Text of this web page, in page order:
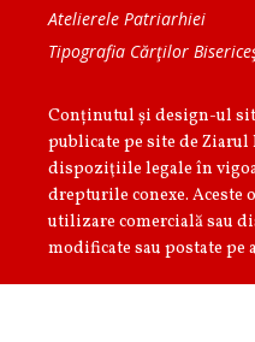
Atelierele Patriarhiei
Tipografia Cărţilor
Conținutul și design-ul
publicate pe site de
dispoziţiile legale în
drepturile conexe. Aceste
utilizare comercială sau
modificate sau postate pe